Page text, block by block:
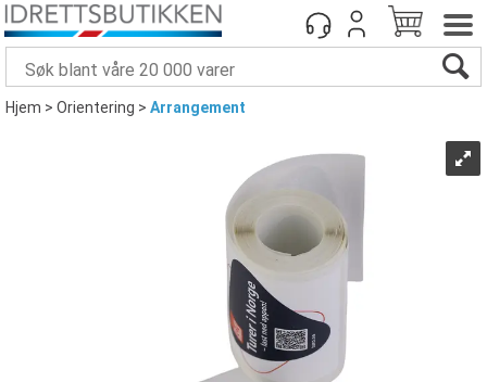
Hjem>Orientering>Arrangement